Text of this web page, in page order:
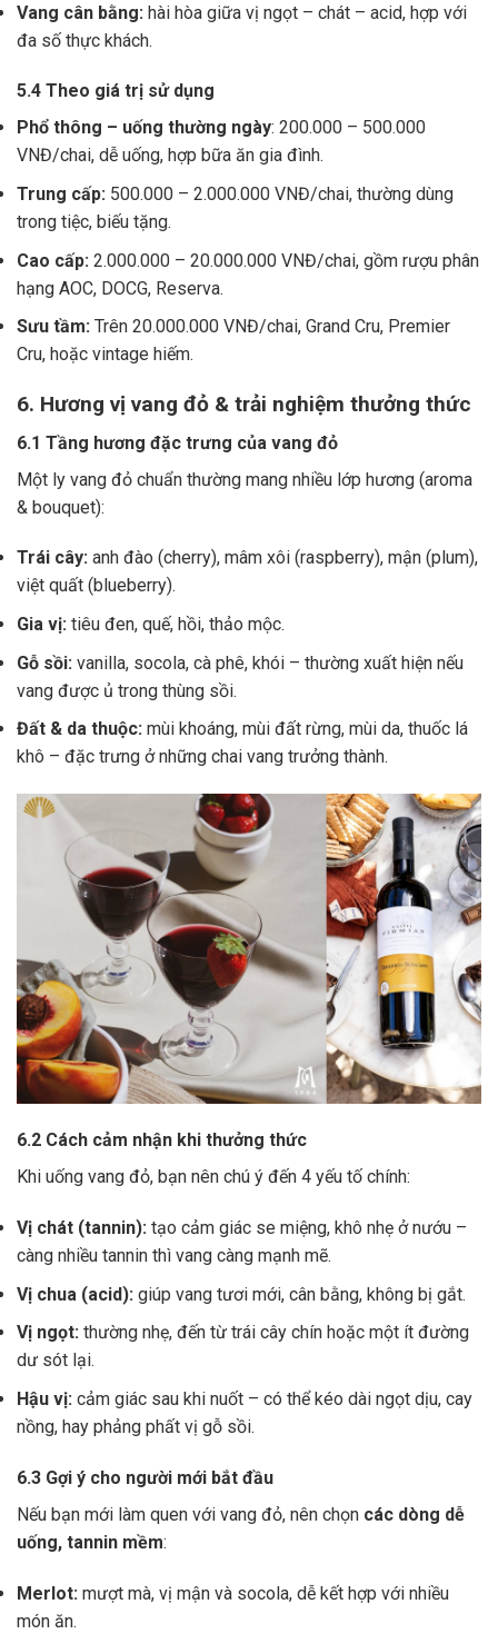
Vang cân bằng: hài hòa giữa vị ngọt – chát – acid, hợp với
đa số thực khách.
5.4 Theo giá trị sử dụng
Phổ thông – uống thường ngày: 200.000 – 500.000
VNĐ/chai, dễ uống, hợp bữa ăn gia đình.
Trung cấp: 500.000 – 2.000.000 VNĐ/chai, thường dùng
trong tiệc, biếu tặng.
Cao cấp: 2.000.000 – 20.000.000 VNĐ/chai, gồm rượu phân
hạng AOC, DOCG, Reserva.
Sưu tầm: Trên 20.000.000 VNĐ/chai, Grand Cru, Premier
Cru, hoặc vintage hiếm.
6. Hương vị vang đỏ & trải nghiệm thưởng thức
6.1 Tầng hương đặc trưng của vang đỏ
Một ly vang đỏ chuẩn thường mang nhiều lớp hương (aroma
& bouquet):
Trái cây: anh đào (cherry), mâm xôi (raspberry), mận (plum),
việt quất (blueberry).
Gia vị: tiêu đen, quế, hồi, thảo mộc.
Gỗ sồi: vanilla, socola, cà phê, khói – thường xuất hiện nếu
vang được ủ trong thùng sồi.
Đất & da thuộc: mùi khoáng, mùi đất rừng, mùi da, thuốc lá
khô – đặc trưng ở những chai vang trưởng thành.
6.2 Cách cảm nhận khi thưởng thức
Khi uống vang đỏ, bạn nên chú ý đến 4 yếu tố chính:
Vị chát (tannin): tạo cảm giác se miệng, khô nhẹ ở nướu –
càng nhiều tannin thì vang càng mạnh mẽ.
Vị chua (acid): giúp vang tươi mới, cân bằng, không bị gắt.
Vị ngọt: thường nhẹ, đến từ trái cây chín hoặc một ít đường
dư sót lại.
Hậu vị: cảm giác sau khi nuốt – có thể kéo dài ngọt dịu, cay
nồng, hay phảng phất vị gỗ sồi.
6.3 Gợi ý cho người mới bắt đầu
Nếu bạn mới làm quen với vang đỏ, nên chọn các dòng dễ
uống, tannin mềm:
Merlot: mượt mà, vị mận và socola, dễ kết hợp với nhiều
món ăn.